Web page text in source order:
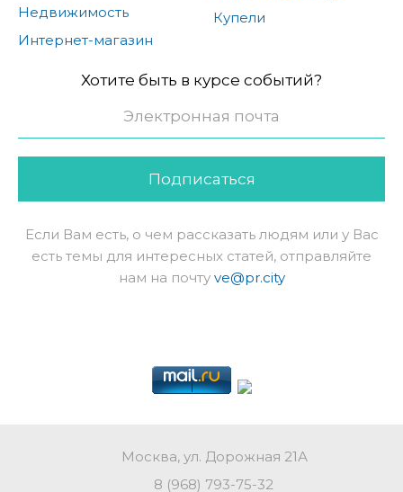
Недвижимость
Интернет-магазин
Купели
Хотите быть в курсе событий?
Подписаться
Если Вам есть, о чем рассказать людям или у Вас
есть темы для интересных статей, отправляйте
нам на почту ve@pr.city
Москва, ул. Дорожная 21А
8 (968) 793-75-32